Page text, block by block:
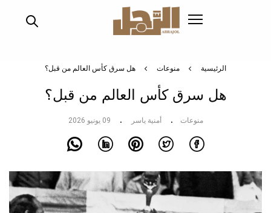
الرئيسية منوعات هل سرق كأس العالم من قبل؟
هل سرق كأس العالم من قبل؟
منوعات أمنية ياسر 09 يونيو 2026